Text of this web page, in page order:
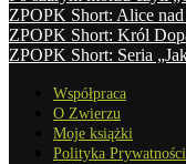
ZPOPK Short: Alice nad
ZPOPK Short: Król
ZPOPK Short: Seria
Współpraca
O Zwierzu
Moje książki
Polityka Prywatności